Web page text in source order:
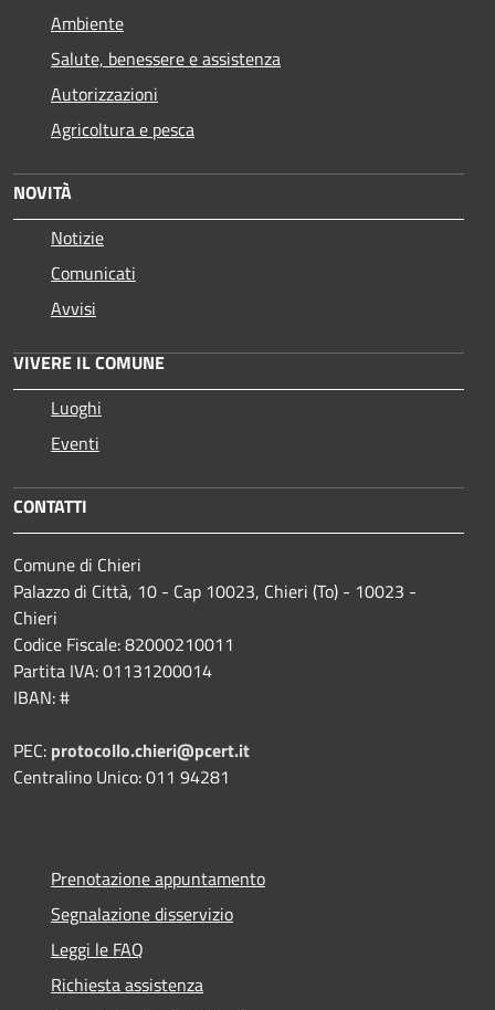
Ambiente
Salute, benessere e assistenza
Autorizzazioni
Agricoltura e pesca
NOVITÀ
Notizie
Comunicati
Avvisi
VIVERE IL COMUNE
Luoghi
Eventi
CONTATTI
Comune di Chieri
Palazzo di Città, 10 - Cap 10023, Chieri (To) - 10023 -
Chieri
Codice Fiscale: 82000210011
Partita IVA: 01131200014
IBAN: #
PEC: protocollo.chieri@pcert.it
Centralino Unico: 011 94281
Prenotazione appuntamento
Segnalazione disservizio
Leggi le FAQ
Richiesta assistenza